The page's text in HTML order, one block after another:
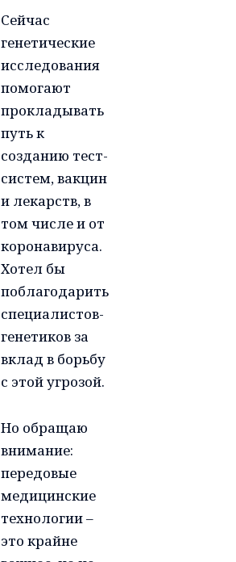
Сейчас
генетические
исследования
помогают
прокладывать
путь к
созданию тест-
систем, вакцин
и лекарств, в
том числе и от
коронавируса.
Хотел бы
поблагодарить
специалистов-
генетиков за
вклад в борьбу
с этой угрозой.
Но обращаю
внимание:
передовые
медицинские
технологии –
это крайне